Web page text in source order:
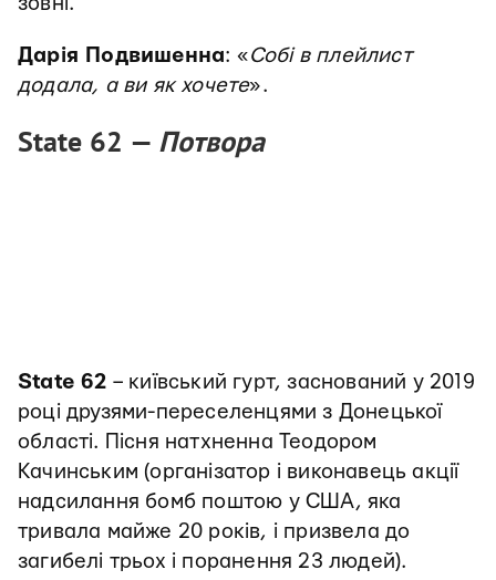
зовні.
Дарія Подвишенна: «Собі в плейлист
додала, а ви як хочете».
State 62 — Потвора
State 62 – київський гурт, заснований у 2019
році друзями-переселенцями з Донецької
області. Пісня натхненна Теодором
Качинським (організатор і виконавець акції
надсилання бомб поштою у США, яка
тривала майже 20 років, і призвела до
загибелі трьох і поранення 23 людей).